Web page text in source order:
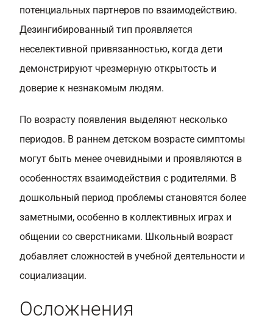
потенциальных партнеров по взаимодействию.
Дезингибированный тип проявляется
неселективной привязанностью, когда дети
демонстрируют чрезмерную открытость и
доверие к незнакомым людям.
По возрасту появления выделяют несколько
периодов. В раннем детском возрасте симптомы
могут быть менее очевидными и проявляются в
особенностях взаимодействия с родителями. В
дошкольный период проблемы становятся более
заметными, особенно в коллективных играх и
общении со сверстниками. Школьный возраст
добавляет сложностей в учебной деятельности и
социализации.
Осложнения